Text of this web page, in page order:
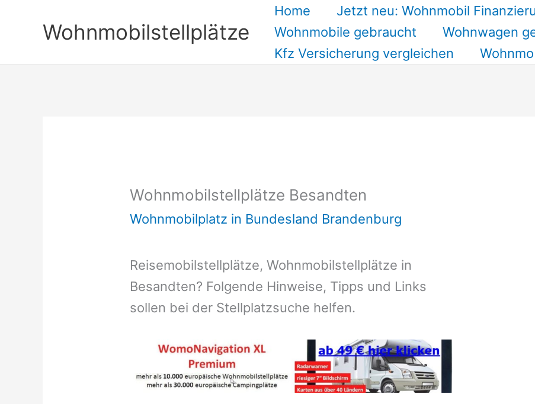
Wohnmobilstellplätze
Home
Jetzt neu: Wohnmobil
Wohnmobile gebraucht
Wohnwagen
Kfz Versicherung vergleichen
Wohnmobilstellplätze Besandten
Wohnmobilplatz in Bundesland Brandenburg
Reisemobilstellplätze, Wohnmobilstellplätze in
Besandten? Folgende Hinweise, Tipps und Links
sollen bei der Stellplatzsuche helfen.